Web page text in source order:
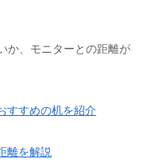
か、モニターとの距離が
すすめの机を紹介
離を解説